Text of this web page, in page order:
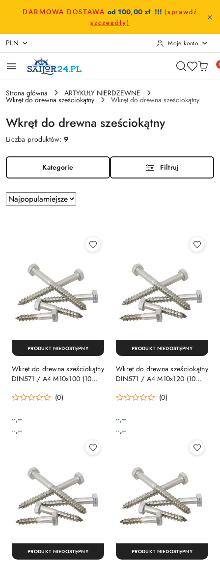
Przejdź do treści głównej
Przejdź do wyszukiwarki
Przejdź do moje konto
Przejdź do menu głównego
Przejdź do stopki
DARMOWA DOSTAWA od 100,00 zł !!! (sprawdź
szczegóły)
PLN Moje konto
Strona główna ARTYKUŁY NIERDZEWNE
Wkręt do drewna sześciokątny Wkręt do drewna sześciokątny
Wkręt do drewna sześciokątny
Liczba produktów:9
Kategorie Filtruj
Zastosowano
sortowanie:
Sortuj
według
Wkręt do drewna sześciokątny
DIN571 / A4 M10x100 (10
(0)
Cena:
--,--
Cena:
--,--
PRODUKT NIEDOSTĘPNY
Wkręt do drewna sześciokątny
DIN571 / A4 M10x120 (10
(0)
Cena:
--,--
Cena:
--,--
PRODUKT NIEDOSTĘPNY
PRODUKT NIEDOSTĘPNY PRODUKT NIEDOSTĘPNY